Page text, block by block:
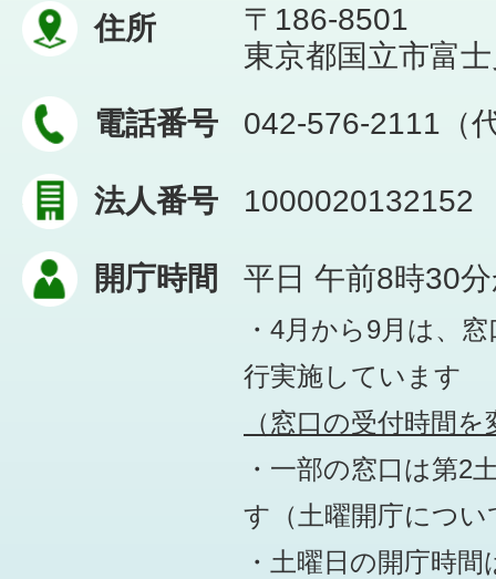
住所
〒186-8501
東京都国立市富
電話番号
042-576-2111（
法人番号 1000020132152
開庁時間 平日 午前8時30
・4月から9月は、
行実施しています
（窓口の受付時間
・一部の窓口は第2
す （土曜開庁につ
・土曜日の開庁時